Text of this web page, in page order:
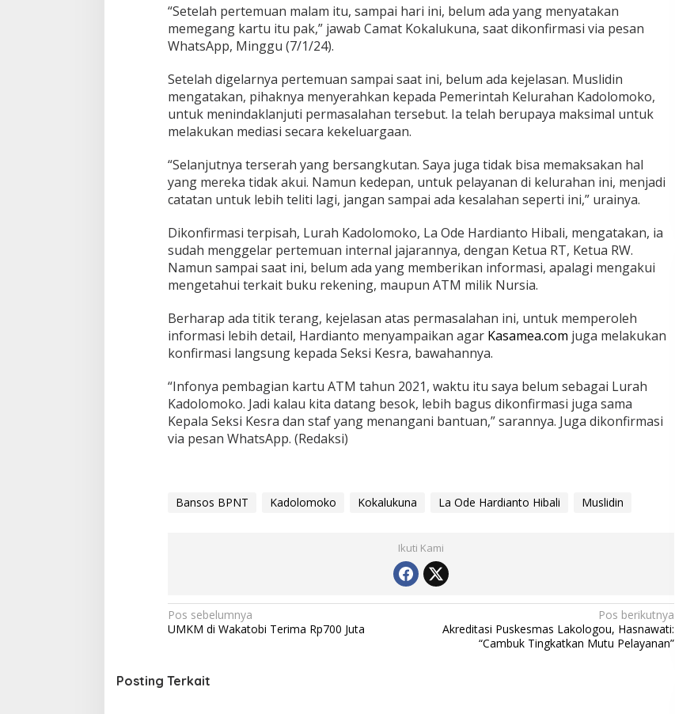
“Setelah pertemuan malam itu, sampai hari ini, belum ada yang menyatakan
memegang kartu itu pak,” jawab Camat Kokalukuna, saat dikonfirmasi via pesan
WhatsApp, Minggu (7/1/24).
Setelah digelarnya pertemuan sampai saat ini, belum ada kejelasan. Muslidin
mengatakan, pihaknya menyerahkan kepada Pemerintah Kelurahan Kadolomoko,
untuk menindaklanjuti permasalahan tersebut. Ia telah berupaya maksimal untuk
melakukan mediasi secara kekeluargaan.
“Selanjutnya terserah yang bersangkutan. Saya juga tidak bisa memaksakan hal
yang mereka tidak akui. Namun kedepan, untuk pelayanan di kelurahan ini, menjadi
catatan untuk lebih teliti lagi, jangan sampai ada kesalahan seperti ini,” urainya.
Dikonfirmasi terpisah, Lurah Kadolomoko, La Ode Hardianto Hibali, mengatakan, ia
sudah menggelar pertemuan internal jajarannya, dengan Ketua RT, Ketua RW.
Namun sampai saat ini, belum ada yang memberikan informasi, apalagi mengakui
mengetahui terkait buku rekening, maupun ATM milik Nursia.
Berharap ada titik terang, kejelasan atas permasalahan ini, untuk memperoleh
informasi lebih detail, Hardianto menyampaikan agar Kasamea.com juga melakukan
konfirmasi langsung kepada Seksi Kesra, bawahannya.
“Infonya pembagian kartu ATM tahun 2021, waktu itu saya belum sebagai Lurah
Kadolomoko. Jadi kalau kita datang besok, lebih bagus dikonfirmasi juga sama
Kepala Seksi Kesra dan staf yang menangani bantuan,” sarannya. Juga dikonfirmasi
via pesan WhatsApp. (Redaksi)
Bansos BPNT Kadolomoko Kokalukuna La Ode Hardianto Hibali Muslidin
Ikuti Kami
N
a
i
Pos sebelumnya
UMKM di Wakatobi Terima Rp700 Juta
Pos berikutnya
Akreditasi Puskesmas Lakologou, Hasnawati:
“Cambuk Tingkatkan Mutu Pelayanan”
Posting Terkait